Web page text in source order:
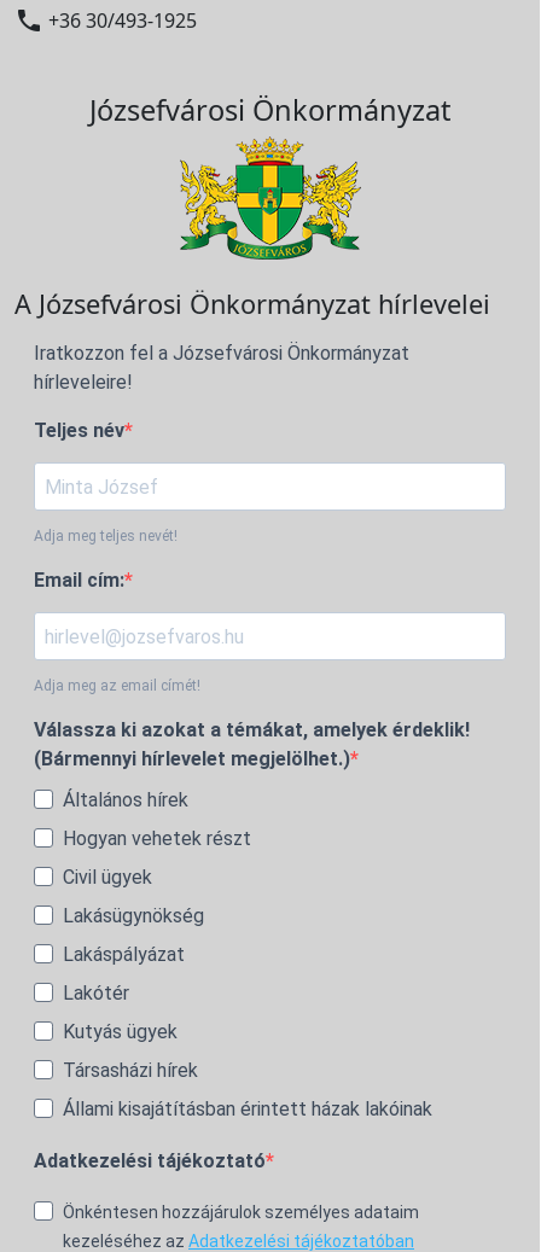
 +36 30/493-1925
Józsefvárosi Önkormányzat
A Józsefvárosi Önkormányzat hírlevelei
Iratkozzon fel a Józsefvárosi Önkormányzat
hírleveleire!
Teljes név
Adja meg teljes nevét!
Email cím:
Adja meg az email címét!
Válassza ki azokat a témákat, amelyek érdeklik!
(Bármennyi hírlevelet megjelölhet.)
Általános hírek
Hogyan vehetek részt
Civil ügyek
Lakásügynökség
Lakáspályázat
Lakótér
Kutyás ügyek
Társasházi hírek
Állami kisajátításban érintett házak lakóinak
Adatkezelési tájékoztató
Önkéntesen hozzájárulok személyes adataim
kezeléséhez az Adatkezelési tájékoztatóban